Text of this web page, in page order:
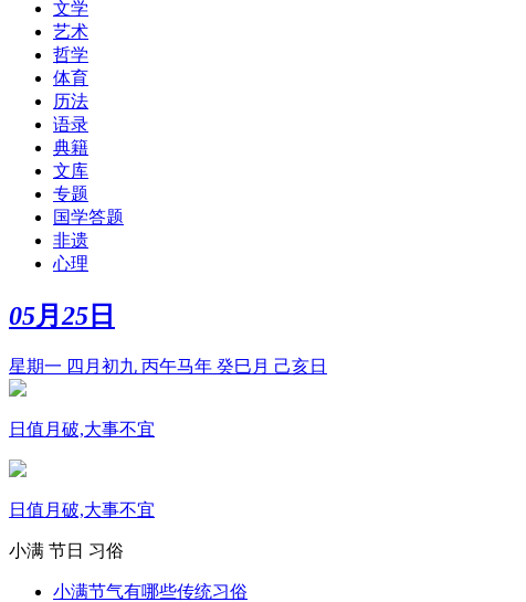
文学
艺术
哲学
体育
历法
语录
典籍
文库
专题
国学答题
非遗
心理
05月 25 日
星期一 四月初九 丙午马年 癸巳月 己亥日
日值月破,大事不宜
日值月破,大事不宜
小满 节日 习俗
小满节气有哪些传统习俗